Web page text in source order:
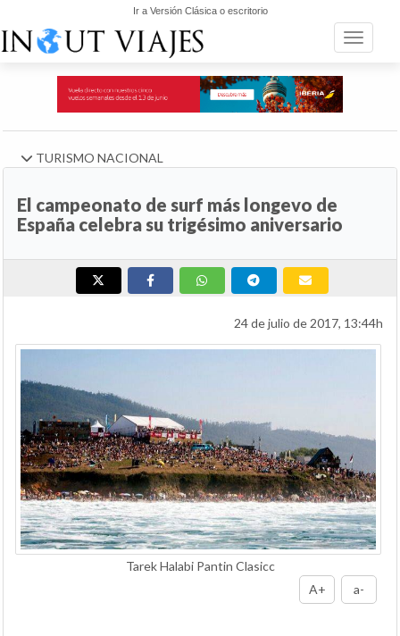
Ir a Versión Clásica o escritorio
Toggle
TURISMO NACIONAL
El campeonato de surf más longevo de
España celebra su trigésimo aniversario
24 de julio de 2017, 13:44h
Tarek Halabi Pantin Clasicc
A+
a-